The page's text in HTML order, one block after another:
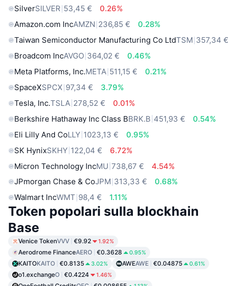
SilverSILVER 53,45 €
0.26%
Amazon.com IncAMZN 236,85 €
0.28%
Taiwan Semiconductor Manufacturing Co LtdTSM 357,34
Broadcom IncAVGO 364,02 €
0.46%
Meta Platforms, Inc.META 511,15 €
0.21%
SpaceXSPCX 97,34 €
3.79%
Tesla, Inc.TSLA 278,52 €
0.01%
Berkshire Hathaway Inc Class BBRK.B 451,93 €
0.54%
Eli Lilly And CoLLY 1023,13 €
0.95%
SK HynixSKHY 122,04 €
6.72%
Micron Technology IncMU 738,67 €
4.54%
JPmorgan Chase & CoJPM 313,33 €
0.68%
Walmart IncWMT 98,4 € 1.11%
Token popolari sulla blockhain
Base
Venice TokenVVV €9.92 1.92%
Aerodrome FinanceAERO €0.3628 0.95%
KAITOKAITO €0.8135 3.02% AWEAWE €0.04875 0.61%
o1.exchangeO €0.4224 1.46%